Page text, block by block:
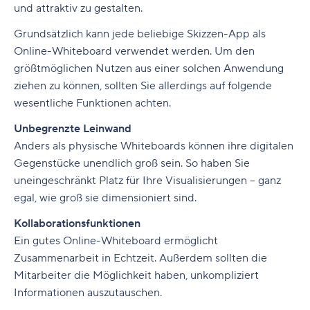
und attraktiv zu gestalten.
Grundsätzlich kann jede beliebige Skizzen-App als
Online-Whiteboard verwendet werden. Um den
größtmöglichen Nutzen aus einer solchen Anwendung
ziehen zu können, sollten Sie allerdings auf folgende
wesentliche Funktionen achten.
Unbegrenzte Leinwand
Anders als physische Whiteboards können ihre digitalen
Gegenstücke unendlich groß sein. So haben Sie
uneingeschränkt Platz für Ihre Visualisierungen – ganz
egal, wie groß sie dimensioniert sind.
Kollaborationsfunktionen
Ein gutes Online-Whiteboard ermöglicht
Zusammenarbeit in Echtzeit. Außerdem sollten die
Mitarbeiter die Möglichkeit haben, unkompliziert
Informationen auszutauschen.